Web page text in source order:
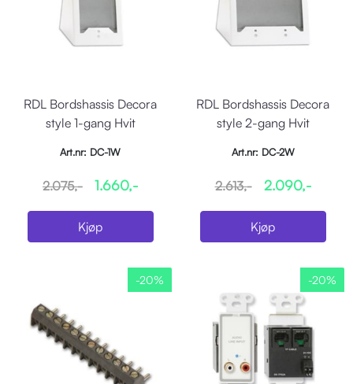
RDL Bordshassis Decora
style 1-gang Hvit
Art.nr: DC-1W
2.075,- 1.660,-
Kjøp
RDL Bordshassis Decora
style 2-gang Hvit
Art.nr: DC-2W
2.613,- 2.090,-
Kjøp
-20% -20%